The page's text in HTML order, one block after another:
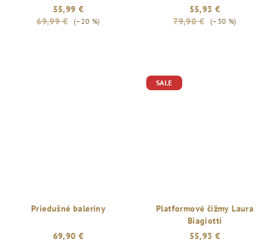
55,99 €
69,99 €
(–20 %)
55,93 €
79,90 €
(–30 %)
Priedušné baleríny
69,90 €
SALE
Platformové čižmy Laura
Biagiotti
55,93 €